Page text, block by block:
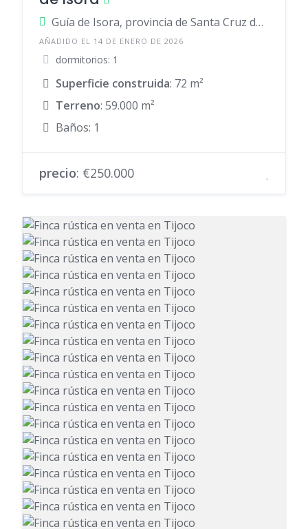
Guía de Isora, provincia de Santa Cruz de Tenerife, provincia de Santa Cruz de Tenerife, España
AÑADIDO EL 14 DE ENERO DE 2026
dormitorios: 1
Superficie construida: 72 m²
Terreno: 59.000 m²
Baños: 1
precio: €250.000